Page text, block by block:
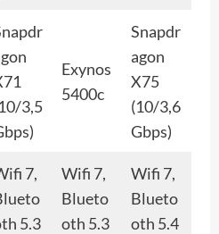
3,5
Exynos
5400c
Snapdr
agon
X75
(10/3,6
Gbps)
7,
5.3
Wifi 7,
Blueto
oth 5.3
Wifi 7,
Blueto
oth 5.4